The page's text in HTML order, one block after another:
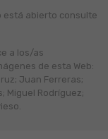
está abierto consulte
a los/as
de esta Web:
Juan Ferreras;
Miguel Rodríguez;